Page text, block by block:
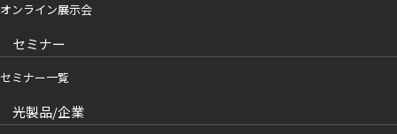
オンライン展示会
セミナー
セミナー一覧
光製品/企業